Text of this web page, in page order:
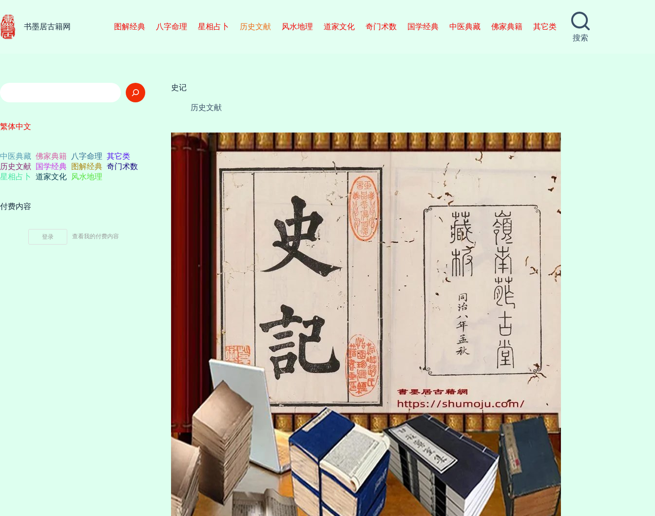
至
内
容
书墨居古籍网 图解经典 八字命理 星相占卜 历史文献 风水地理 道家文化 奇门术数 国学经典 中医典藏 佛家典籍
其它类
搜索
史记
历史文献
搜
索
繁体中文
中医典藏 佛家典籍 八字命理 其它类
历史文献
国学经典 图解经典 奇门术数
星相占卜
道家文化 风水地理
付费内容
登录 查看我的付费内容